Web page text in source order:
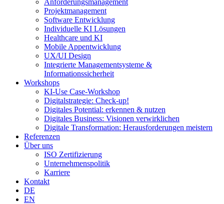
Anforderungsmanagement
Projektmanagement
Software Entwicklung
Individuelle KI Lösungen
Healthcare und KI
Mobile Appentwicklung
UX/UI Design
Integrierte Managementsysteme &
Informationssicherheit
Workshops
KI-Use Case-Workshop
Digitalstrategie: Check-up!
Digitales Potential: erkennen & nutzen
Digitales Business: Visionen verwirklichen
Digitale Transformation: Herausforderungen meistern
Referenzen
Über uns
ISO Zertifizierung
Unternehmenspolitik
Karriere
Kontakt
DE
EN